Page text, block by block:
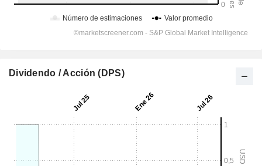
Dividendo / Acción (DPS)